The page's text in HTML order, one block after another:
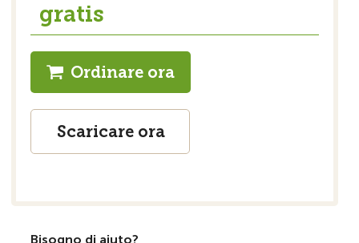
gratis
Ordinare ora
Scaricare ora
Bisogno di aiuto?